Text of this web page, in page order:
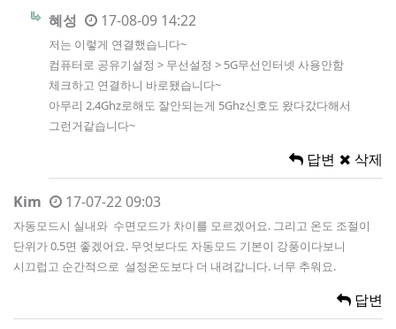
혜성 17-08-09 14:22
저는 이렇게 연결했습니다~
컴퓨터로 공유기설정 > 무선설정 > 5G무선인터넷 사용안함
체크하고 연결하니 바로됐습니다~
아무리 2.4Ghz로해도 잘안되는게 5Ghz신호도 왔다갔다해서
그런거같습니다~
답변 삭제
Kim 17-07-22 09:03
자동모드시 실내와 수면모드가 차이를 모르겠어요. 그리고 온도 조절이
단위가 0.5면 좋겠어요. 무엇보다도 자동모드 기본이 강풍이다보니
시끄럽고 순간적으로 설정온도보다 더 내려갑니다. 너무 추워요.
답변